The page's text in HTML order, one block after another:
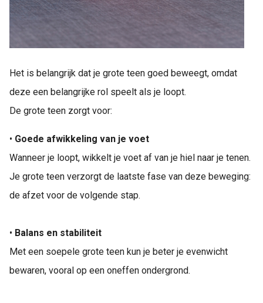
Het is belangrijk dat je grote teen goed beweegt, omdat
deze een belangrijke rol speelt als je loopt.
De grote teen zorgt voor:
• Goede afwikkeling van je voet
Wanneer je loopt, wikkelt je voet af van je hiel naar je tenen.
Je grote teen verzorgt de laatste fase van deze beweging:
de afzet voor de volgende stap.
• Balans en stabiliteit
Met een soepele grote teen kun je beter je evenwicht
bewaren, vooral op een oneffen ondergrond.